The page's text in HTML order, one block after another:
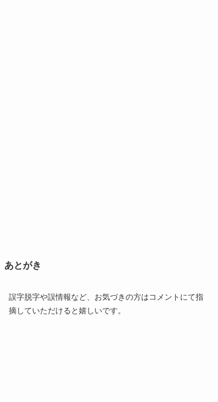
あとがき
誤字脱字や誤情報など、お気づきの方はコメントにて指
摘していただけると嬉しいです。